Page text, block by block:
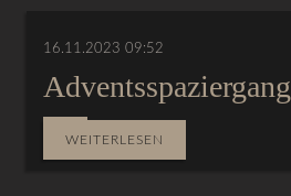
16.11.2023 09:52
Adventsspaziergang
WEITERLESEN